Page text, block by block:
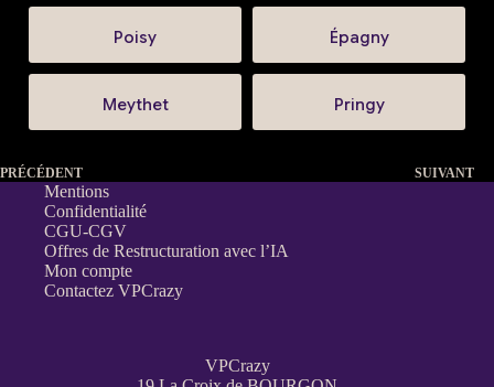
Poisy Épagny
Meythet Pringy
PRÉCÉDENT SUIVANT
Mentions
Confidentialité
CGU-CGV
Offres de Restructuration avec l’IA
Mon compte
Contactez VPCrazy
VPCrazy